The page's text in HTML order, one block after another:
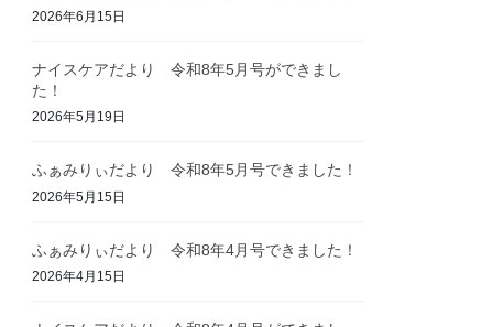
2026年6月15日
ナイスケアだより 令和8年5月号ができまし
た！
2026年5月19日
ふぁみりぃだより 令和8年5月号できました！
2026年5月15日
ふぁみりぃだより 令和8年4月号できました！
2026年4月15日